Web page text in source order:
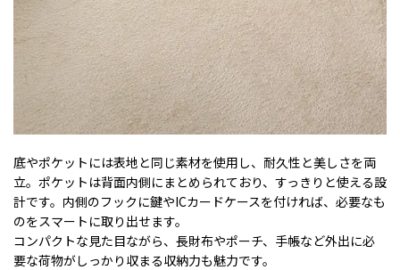
底やポケットには表地と同じ素材を使用し、耐久性と美しさを両
立。ポケットは背面内側にまとめられており、すっきりと使える設
計です。内側のフックに鍵やICカードケースを付ければ、必要なも
のをスマートに取り出せます。
コンパクトな見た目ながら、長財布やポーチ、手帳など外出に必
要な荷物がしっかり収まる収納力も魅力です。